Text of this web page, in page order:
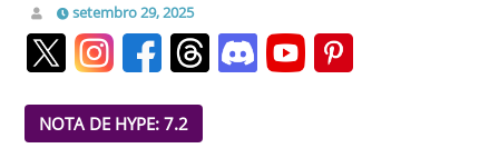
setembro 29, 2025
NOTA DE HYPE: 7.2